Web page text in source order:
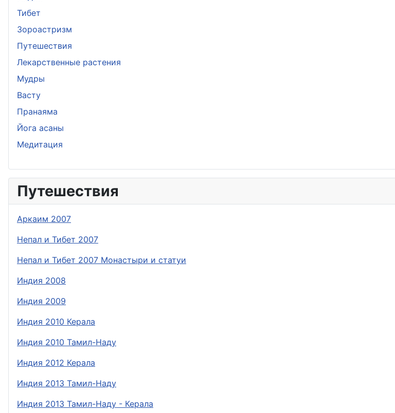
Тибет
Зороастризм
Путешествия
Лекарственные растения
Мудры
Васту
Пранаяма
Йога асаны
Медитация
Путешествия
Аркаим 2007
Непал и Тибет 2007
Непал и Тибет 2007 Монастыри и статуи
Индия 2008
Индия 2009
Индия 2010 Керала
Индия 2010 Тамил-Наду
Индия 2012 Керала
Индия 2013 Тамил-Наду
Индия 2013 Тамил-Наду - Керала